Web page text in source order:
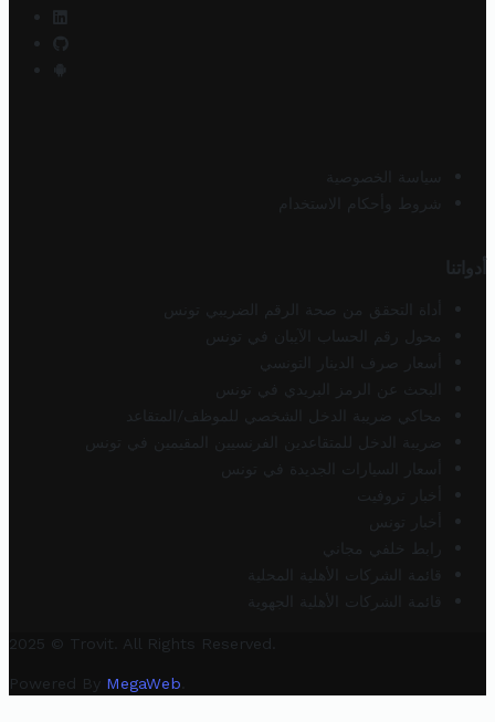
سياسة الخصوصية
شروط وأحكام الاستخدام
أدواتنا
أداة التحقق من صحة الرقم الضريبي تونس
محول رقم الحساب الآيبان في تونس
أسعار صرف الدينار التونسي
البحث عن الرمز البريدي في تونس
محاكي ضريبة الدخل الشخصي للموظف/المتقاعد
ضريبة الدخل للمتقاعدين الفرنسيين المقيمين في تونس
أسعار السيارات الجديدة في تونس
أخبار تروفيت
أخبار تونس
رابط خلفي مجاني
قائمة الشركات الأهلية المحلية
قائمة الشركات الأهلية الجهوية
2025 © Trovit. All Rights Reserved.
Powered By MegaWeb